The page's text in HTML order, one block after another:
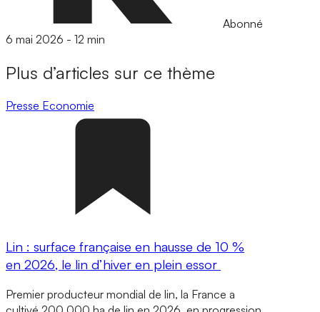
Abonné
6 mai 2026 - 12 min
Plus d’articles sur ce thème
Presse Economie
Lin : surface française en hausse de 10 %
en 2026, le lin d’hiver en plein essor
Premier producteur mondial de lin, la France a